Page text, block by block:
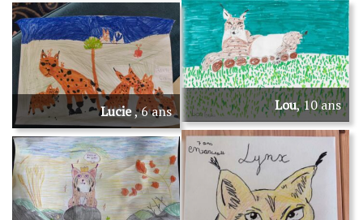
Lou, 10 ans
Lucie, 6 ans